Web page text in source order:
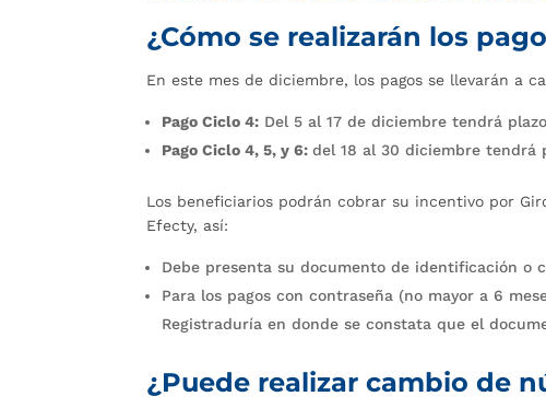
¿Cómo se realizarán los
En este mes de diciembre, los pagos se llevarán a
Pago Ciclo 4: Del 5 al 17 de diciembre tendrá
Pago Ciclo 4, 5, y 6:del 18 al 30 diciembre tendrá
Los beneficiarios podrán cobrar su incentivo por
Efecty, así:
Debe presenta su documento de identificación o
Para los pagos con contraseña (no mayor a 6
Registraduría en donde se constata que el
¿Puede realizar cambio de